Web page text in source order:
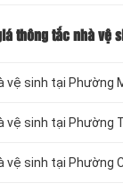
thông tắc nhà vệ
sinh tại Phường
sinh tại Phường
sinh tại Phường